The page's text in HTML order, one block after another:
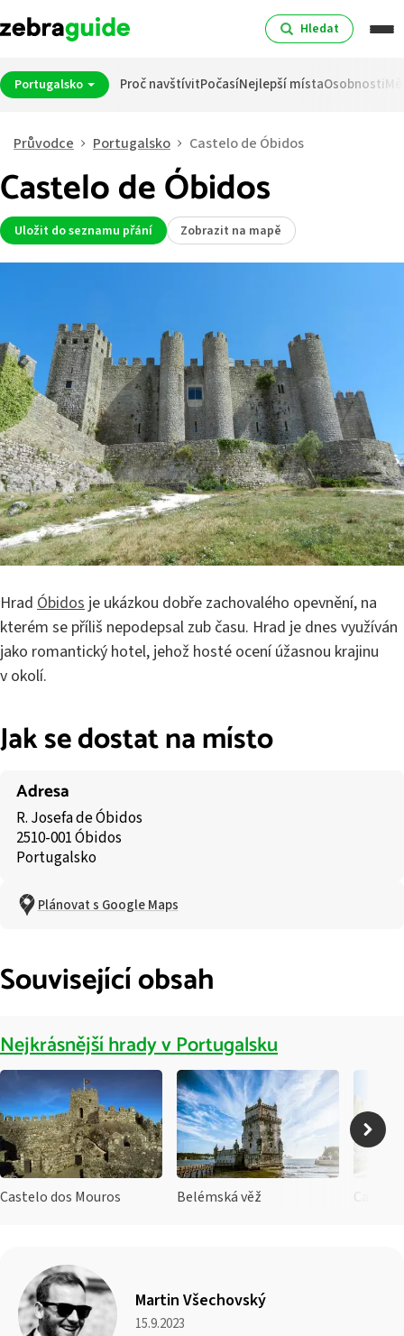
Hledat
Portugalsko Proč navštívitPočasíNejlepší místaOsobnosti
Průvodce Portugalsko Castelo de Óbidos
Castelo de Óbidos
Uložit do seznamu přání Zobrazit na mapě
Hrad Óbidos je ukázkou dobře zachovalého opevnění, na
kterém se příliš nepodepsal zub času. Hrad je dnes využíván
jako romantický hotel, jehož hosté ocení úžasnou krajinu
v okolí.
Jak se dostat na místo
Adresa
R. Josefa de Óbidos
2510-001 Óbidos
Portugalsko
Plánovat s Google Maps
Související obsah
Nejkrásnější hrady v Portugalsku
Castelo dos Mouros Belémská věž Castelo
Martin Všechovský
15.9.2023